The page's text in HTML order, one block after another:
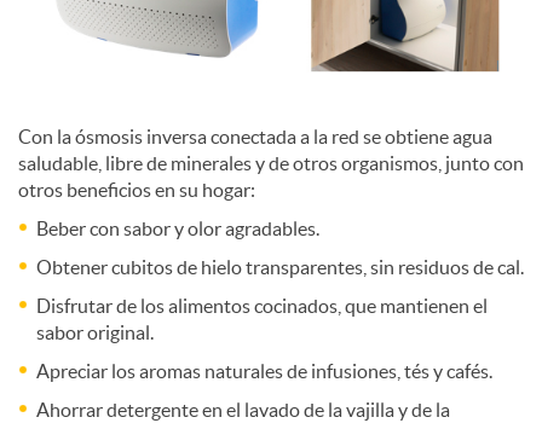
i
u
m
Con la ósmosis inversa conectada a la red se obtiene agua
saludable, libre de minerales y de otros organismos, junto con
otros beneficios en su hogar:
Beber con sabor y olor agradables.
Obtener cubitos de hielo transparentes, sin residuos de cal.
Disfrutar de los alimentos cocinados, que mantienen el
sabor original.
Apreciar los aromas naturales de infusiones, tés y cafés.
Ahorrar detergente en el lavado de la vajilla y de la